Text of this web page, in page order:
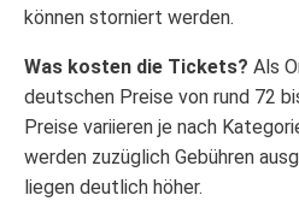
können storniert werden.
Was kosten die Tickets? Als
deutschen Preise von rund 72
Preise variieren je nach
werden zuzüglich Gebühren
liegen deutlich höher.